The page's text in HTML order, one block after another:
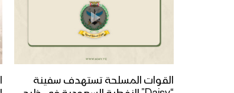
القوات المسلحة تستهدف سفينة